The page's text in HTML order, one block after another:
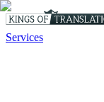
Services